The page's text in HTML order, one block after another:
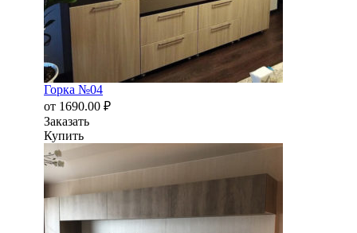
Горка №04
от 1690.00 ₽
Заказать
Купить